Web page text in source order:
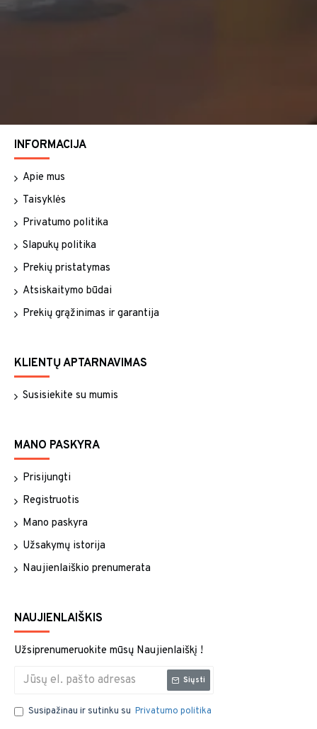
INFORMACIJA
Apie mus
Taisyklės
Privatumo politika
Slapukų politika
Prekių pristatymas
Atsiskaitymo būdai
Prekių grąžinimas ir garantija
KLIENTŲ APTARNAVIMAS
Susisiekite su mumis
MANO PASKYRA
Prisijungti
Registruotis
Mano paskyra
Užsakymų istorija
Naujienlaiškio prenumerata
NAUJIENLAIŠKIS
Užsiprenumeruokite mūsų Naujienlaiškį !
Siųsti
Susipažinau ir sutinku su Privatumo politika